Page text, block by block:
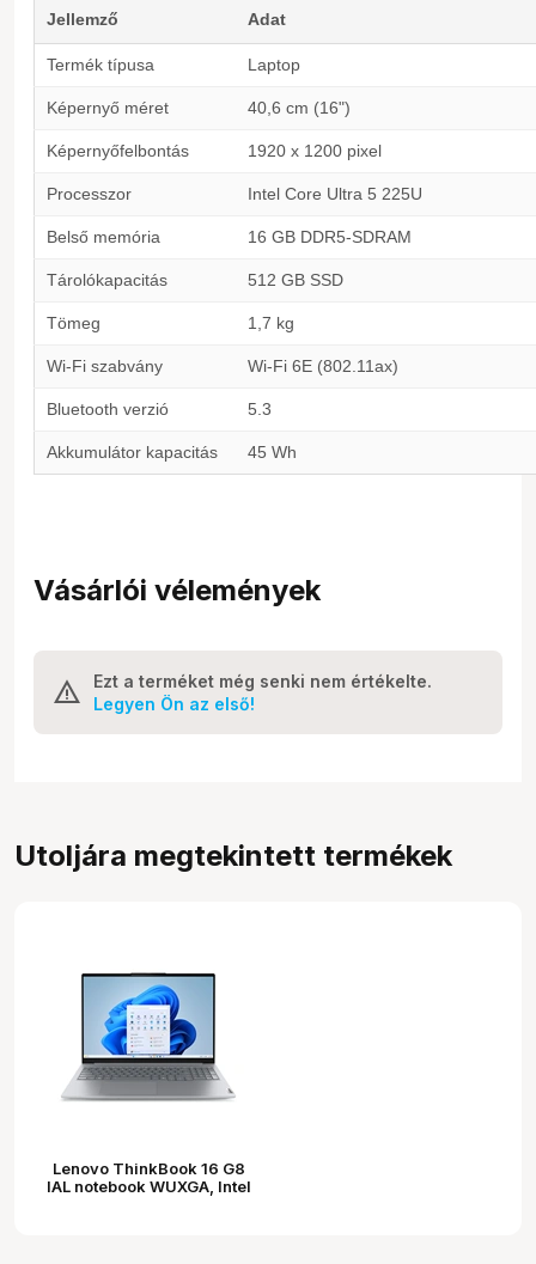
Jellemző Adat
Termék típusa Laptop
Képernyő méret 40,6 cm (16")
Képernyőfelbontás 1920 x 1200 pixel
Processzor Intel Core Ultra 5 225U
Belső memória 16 GB DDR5-SDRAM
Tárolókapacitás 512 GB SSD
Tömeg 1,7 kg
Wi-Fi szabvány Wi-Fi 6E (802.11ax)
Bluetooth verzió 5.3
Akkumulátor kapacitás 45 Wh
Vásárlói vélemények
Ezt a terméket még senki nem értékelte.
Legyen Ön az első!
Utoljára megtekintett termékek
Lenovo ThinkBook 16 G8
IAL notebook WUXGA, Intel